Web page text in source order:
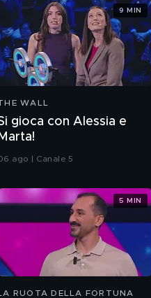
WALL
gioca con Alessia e
Marta!
ago | Canale 5
9 MIN
RUOTA DELLA FORTUNA
5 MIN